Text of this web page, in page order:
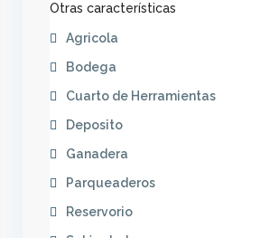
Otras características
Agricola
Bodega
Cuarto de Herramientas
Deposito
Ganadera
Parqueaderos
Reservorio